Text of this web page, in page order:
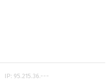
IP: 95.215.36.---